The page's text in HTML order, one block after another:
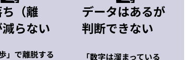
（離
らない
」で離脱する
データはあるが
判断できない
「数字は溜まっている